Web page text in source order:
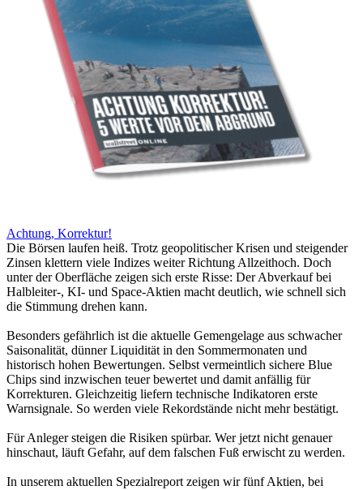
Achtung, Korrektur!
Die Börsen laufen heiß. Trotz geopolitischer Krisen und steigender
Zinsen klettern viele Indizes weiter Richtung Allzeithoch. Doch
unter der Oberfläche zeigen sich erste Risse: Der Abverkauf bei
Halbleiter-, KI- und Space-Aktien macht deutlich, wie schnell sich
die Stimmung drehen kann.
Besonders gefährlich ist die aktuelle Gemengelage aus schwacher
Saisonalität, dünner Liquidität in den Sommermonaten und
historisch hohen Bewertungen. Selbst vermeintlich sichere Blue
Chips sind inzwischen teuer bewertet und damit anfällig für
Korrekturen. Gleichzeitig liefern technische Indikatoren erste
Warnsignale. So werden viele Rekordstände nicht mehr bestätigt.
Für Anleger steigen die Risiken spürbar. Wer jetzt nicht genauer
hinschaut, läuft Gefahr, auf dem falschen Fuß erwischt zu werden.
In unserem aktuellen Spezialreport zeigen wir fünf Aktien, bei